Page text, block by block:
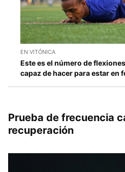
EN VITÓNICA
Este es el número de
capaz de hacer para estar en
Prueba de frecuencia
recuperación